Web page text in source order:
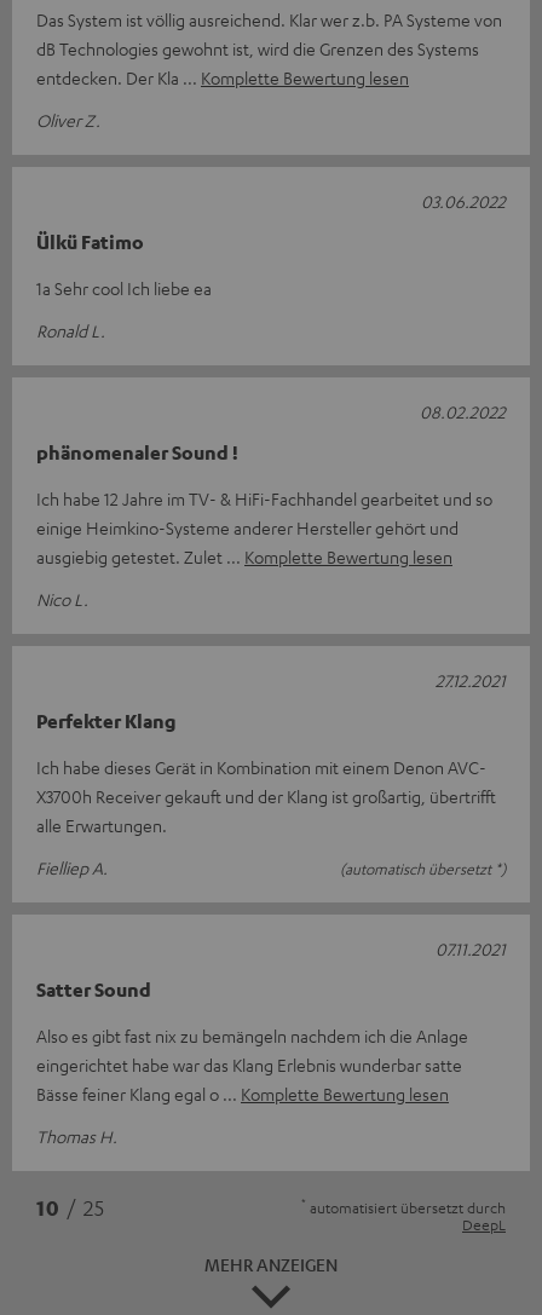
Das System ist völlig ausreichend. Klar wer z.b. PA Systeme von
dB Technologies gewohnt ist, wird die Grenzen des Systems
entdecken. Der Kla
Komplette Bewertung lesen
Oliver Z.
Ülkü Fatimo
1a Sehr cool Ich liebe ea
Ronald L.
03.06.2022
phänomenaler Sound !
Ich habe 12 Jahre im TV- & HiFi-Fachhandel gearbeitet und so
einige Heimkino-Systeme anderer Hersteller gehört und
ausgiebig getestet. Zulet
Komplette Bewertung lesen
Nico L.
08.02.2022
Perfekter Klang
Ich habe dieses Gerät in Kombination mit einem Denon AVC-
X3700h Receiver gekauft und der Klang ist großartig, übertrifft
alle Erwartungen.
Fielliep A.
(automatisch übersetzt *)
27.12.2021
Satter Sound
Also es gibt fast nix zu bemängeln nachdem ich die Anlage
eingerichtet habe war das Klang Erlebnis wunderbar satte
Bässe feiner Klang egal o
Komplette Bewertung lesen
Thomas H.
07.11.2021
10 / 25 * automatisiert übersetzt durch
DeepL
MEHR ANZEIGEN